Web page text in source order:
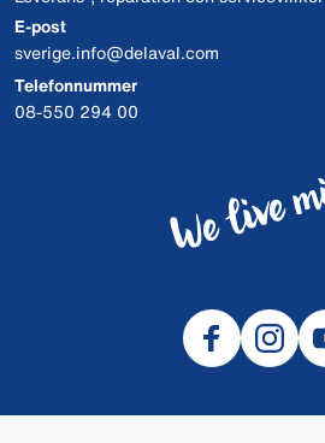
E-post
sverige.info@delaval.com
Telefonnummer
08-550 294 00